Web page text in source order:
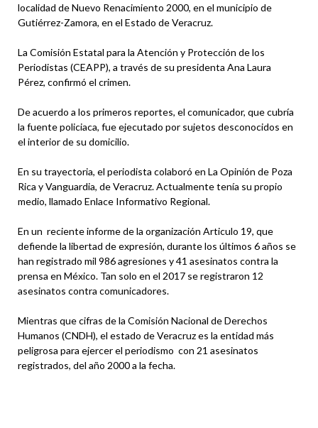
localidad de Nuevo Renacimiento 2000, en el municipio de
Gutiérrez-Zamora, en el Estado de Veracruz.
La Comisión Estatal para la Atención y Protección de los
Periodistas (CEAPP), a través de su presidenta Ana Laura
Pérez, confirmó el crimen.
De acuerdo a los primeros reportes, el comunicador, que cubría
la fuente policiaca, fue ejecutado por sujetos desconocidos en
el interior de su domicilio.
En su trayectoria, el periodista colaboró en La Opinión de Poza
Rica y Vanguardia, de Veracruz. Actualmente tenía su propio
medio, llamado Enlace Informativo Regional.
En un reciente informe de la organización Articulo 19, que
defiende la libertad de expresión, durante los últimos 6 años se
han registrado mil 986 agresiones y 41 asesinatos contra la
prensa en México. Tan solo en el 2017 se registraron 12
asesinatos contra comunicadores.
Mientras que cifras de la Comisión Nacional de Derechos
Humanos (CNDH), el estado de Veracruz es la entidad más
peligrosa para ejercer el periodismo con 21 asesinatos
registrados, del año 2000 a la fecha.